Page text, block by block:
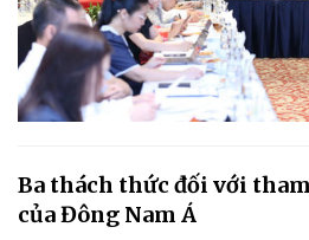
Ba thách thức đối với
của Đông Nam Á